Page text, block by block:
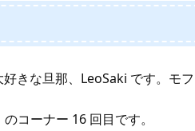
きな旦那、LeoSaki です。モフ
コーナー 16 回目です。